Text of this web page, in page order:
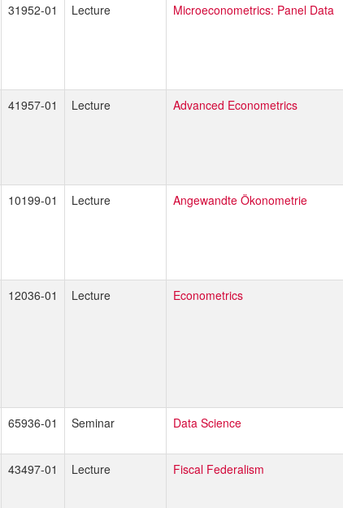
31952-01 Lecture Microeconometrics: Panel Data
41957-01 Lecture Advanced Econometrics
10199-01 Lecture Angewandte Ökonometrie
12036-01 Lecture Econometrics
65936-01 Seminar Data Science
43497-01 Lecture Fiscal Federalism